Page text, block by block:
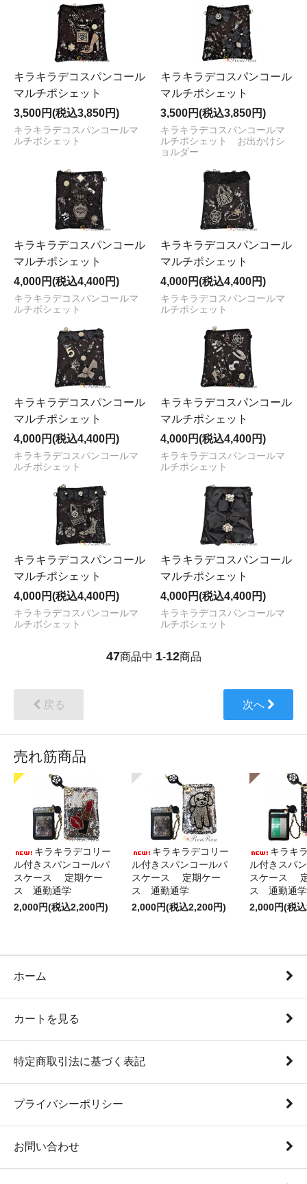
キラキラデコスパンコール
マルチポシェット
3,500円(税込3,850円)
キラキラデコスパンコールマ
ルチポシェット
キラキラデコスパンコール
マルチポシェット
3,500円(税込3,850円)
キラキラデコスパンコールマ
ルチポシェット お出かけシ
ョルダー
キラキラデコスパンコール
マルチポシェット
4,000円(税込4,400円)
キラキラデコスパンコールマ
ルチポシェット
キラキラデコスパンコール
マルチポシェット
4,000円(税込4,400円)
キラキラデコスパンコールマ
ルチポシェット
キラキラデコスパンコール
マルチポシェット
4,000円(税込4,400円)
キラキラデコスパンコールマ
ルチポシェット
キラキラデコスパンコール
マルチポシェット
4,000円(税込4,400円)
キラキラデコスパンコールマ
ルチポシェット
キラキラデコスパンコール
マルチポシェット
4,000円(税込4,400円)
キラキラデコスパンコールマ
ルチポシェット
キラキラデコスパンコール
マルチポシェット
4,000円(税込4,400円)
キラキラデコスパンコールマ
ルチポシェット
47商品中 1-12商品
戻る 次へ
売れ筋商品
キラキラデコリー
ル付きスパンコールパ
スケース 定期ケー
ス 通勤通学
2,000円(税込2,200円)
キラキラデコリー
ル付きスパンコールパ
スケース 定期ケー
ス 通勤通学
2,000円(税込2,200円)
キラキ
ル付きスパ
スケース
ス 通勤通学
2,000円(税
ホーム
カートを見る
特定商取引法に基づく表記
プライバシーポリシー
お問い合わせ